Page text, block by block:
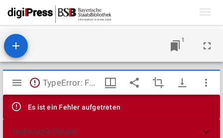
1
Mirador
Viewer
TypeError: Failed to fetch
Es ist ein Fehler aufgetreten
Technische Details